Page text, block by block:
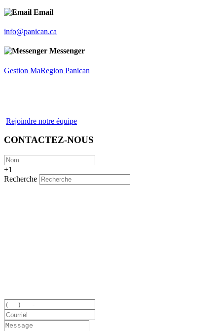
Email
info@panican.ca
Messenger
Gestion MaRegion Panican
Rejoindre notre équipe
CONTACTEZ-NOUS
+1
Recherche